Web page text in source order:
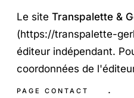
Le site Transpalette &
(https://transpalette-
éditeur indépendant.
coordonnées de
PAGE CONTACT .